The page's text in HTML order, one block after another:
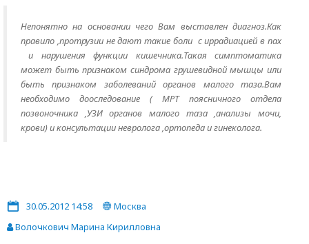
Непонятно на основании чего Вам выставлен диагноз.Как
правило ,протрузии не дают такие боли с иррадиацией в пах
и нарушения функции кишечника.Такая симптоматика
может быть признаком синдрома грушевидной мышцы или
быть признаком заболеваний органов малого таза.Вам
необходимо дооследование ( МРТ поясничного отдела
позвоночника ,УЗИ органов малого таза ,анализы мочи,
крови) и консультации невролога ,ортопеда и гинеколога.
30.05.2012 14:58
Москва
Волочкович Марина Кирилловна